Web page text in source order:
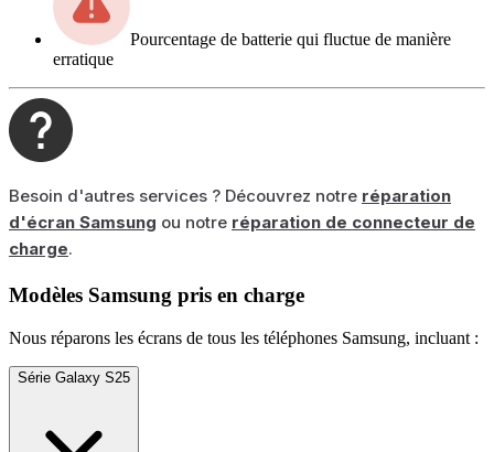
Pourcentage de batterie qui fluctue de manière
erratique
Besoin d'autres services ? Découvrez notre réparation
d'écran Samsung ou notre réparation de connecteur de
charge.
Modèles Samsung pris en charge
Nous réparons les écrans de tous les téléphones Samsung, incluant :
Série Galaxy S25